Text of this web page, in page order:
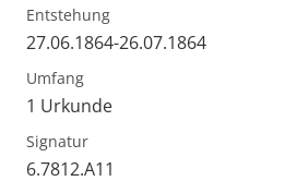
Entstehung
27.06.1864-26.07.1864
Umfang
1 Urkunde
Signatur
6.7812.A11